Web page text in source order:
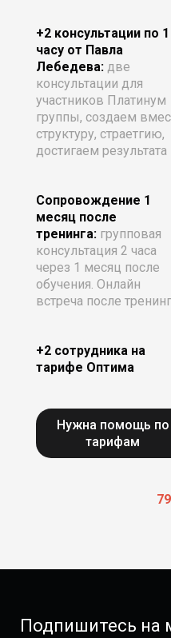
+2 консультации по 1
часу от Павла
Лебедева: две
консультации для
участников Платинум
группы, создаем
структуру, страетгию,
достигаем результата
Сопровождение 1
месяц после
тренинга: групповая
консультация 2 часа
через 1 месяц после
обучения. Онлайн
встреча после
+2 сотрудника на
тарифе Оптима
Нужна помощь по
тарифам
Подпишитесь на